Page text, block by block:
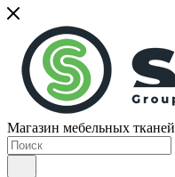
Магазин мебельных тканей